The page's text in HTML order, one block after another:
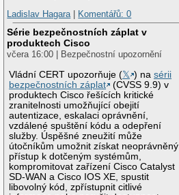
Ladislav Hagara| Komentářů: 0
Série bezpečnostních záplat v
produktech Cisco
včera 16:00 | Bezpečnostní upozornění
Vládní CERT upozorňuje (𝕏 ) nasérii
bezpečnostních záplat
(CVSS 9.9) v
produktech Cisco řešících kritické
zranitelnosti umožňující obejití
autentizace, eskalaci oprávnění,
vzdálené spuštění kódu a odepření
služby. Úspěšné zneužití může
útočníkům umožnit získat neoprávněný
přístup k dotčeným systémům,
kompromitovat zařízení Cisco Catalyst
SD-WAN a Cisco IOS XE, spustit
libovolný kód, zpřístupnit citlivé